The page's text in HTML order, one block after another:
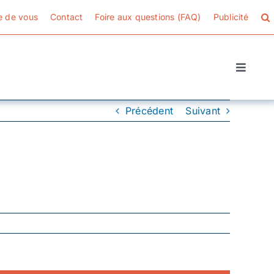
de vous Contact Foire aux questions (FAQ) Publicité
Toggle
Précédent Suivant